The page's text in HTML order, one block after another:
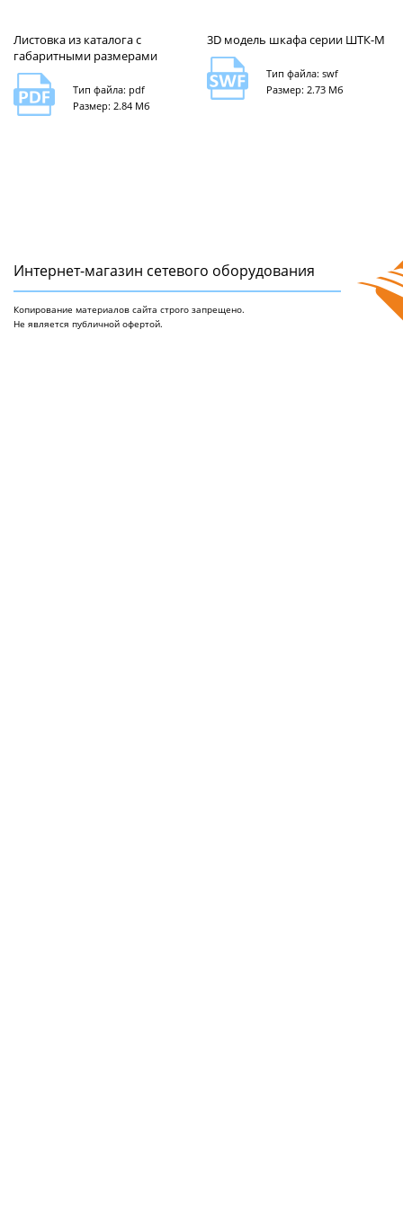
Листовка из каталога с
габаритными размерами
Тип файла: pdf
Размер: 2.84 Мб
3D модель шкафа серии ШТК-М
Тип файла: swf
Размер: 2.73 Мб
Интернет-магазин сетeвого оборудования
Копирование материалов сайта строго запрещено.
Не является публичной офертой.